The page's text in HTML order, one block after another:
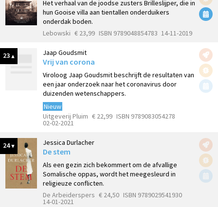
Het verhaal van de joodse zusters Brilleslijper, die in
hun Gooise villa aan tientallen onderduikers
onderdak boden.
Lebowski € 23,99 ISBN 9789048854783 14-11-2019
23 Jaap Goudsmit
Vrij van corona
Viroloog Jaap Goudsmit beschrijft de resultaten van
een jaar onderzoek naar het coronavirus door
duizenden wetenschappers.
Nieuw
Uitgeverij Pluim € 22,99 ISBN 9789083054278
02-02-2021
24 Jessica Durlacher
De stem
Als een gezin zich bekommert om de afvallige
Somalische oppas, wordt het meegesleurd in
religieuze conflicten.
De Arbeiderspers € 24,50 ISBN 9789029541930
14-01-2021